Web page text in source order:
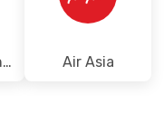
Air Asia Indonesia Air Asia